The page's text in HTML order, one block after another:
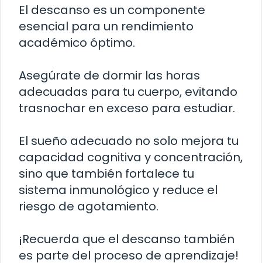
El descanso es un componente
esencial para un rendimiento
académico óptimo.
Asegúrate de dormir las horas
adecuadas para tu cuerpo, evitando
trasnochar en exceso para estudiar.
El sueño adecuado no solo mejora tu
capacidad cognitiva y concentración,
sino que también fortalece tu
sistema inmunológico y reduce el
riesgo de agotamiento.
¡Recuerda que el descanso también
es parte del proceso de aprendizaje!